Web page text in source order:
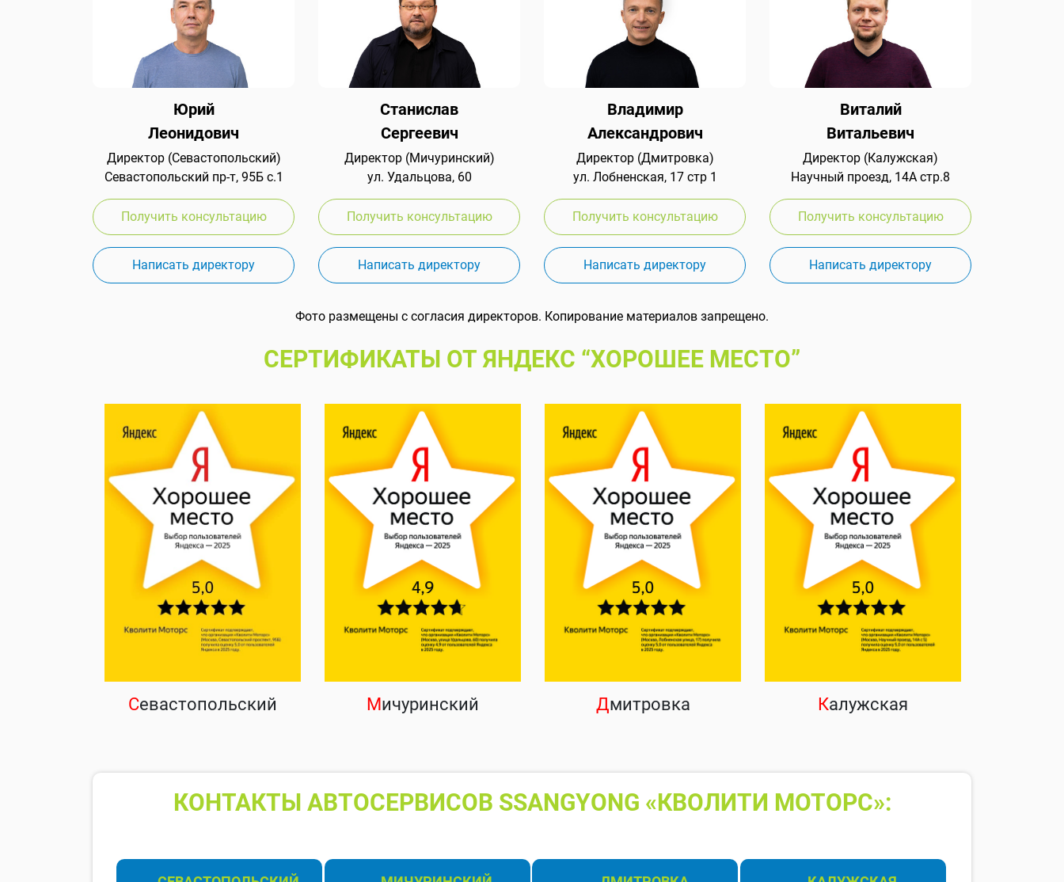
Юрий
Леонидович
Директор (Севастопольский)
Севастопольский пр-т, 95Б с.1
Получить консультацию
Написать директору
Станислав
Сергеевич
Директор (Мичуринский)
ул. Удальцова, 60
Получить консультацию
Написать директору
Владимир
Александрович
Директор (Дмитровка)
ул. Лобненская, 17 стр 1
Получить консультацию
Написать директору
Виталий
Витальевич
Директор (Калужская)
Научный проезд, 14А стр.8
Получить консультацию
Написать директору
Фото размещены с согласия директоров. Копирование материалов запрещено.
СЕРТИФИКАТЫ ОТ ЯНДЕКС “ХОРОШЕЕ МЕСТО”
Севастопольский Мичуринский Дмитровка Калужская
КОНТАКТЫ АВТОСЕРВИСОВ SSANGYONG «КВОЛИТИ МОТОРС»: